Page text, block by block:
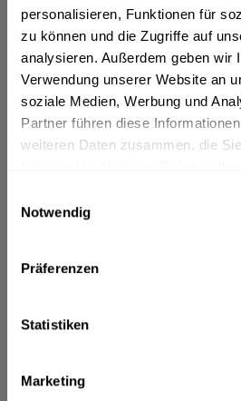
personalisieren, Funktionen für
zu können und die Zugriffe auf
analysieren. Außerdem geben wir
Verwendung unserer Website an
soziale Medien, Werbung und
Partner führen diese
weiteren Daten zusammen, die
Notwendig
Präferenzen
Statistiken
Marketing
Zutaten und Allergene
Wasser, GERSTENMALZ, Hopfen
Lebensmittelunternehmer
Gräfl. Hofbrauhaus, Mainburger
Alkoholgehalt
Nährwertangaben
Kunden haben sich ebenfalls